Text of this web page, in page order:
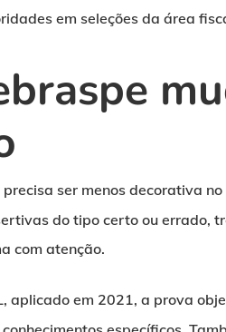
em seleções da área
ser menos decorativa
do tipo certo ou errado,
com atenção.
aplicado em 2021, a prova